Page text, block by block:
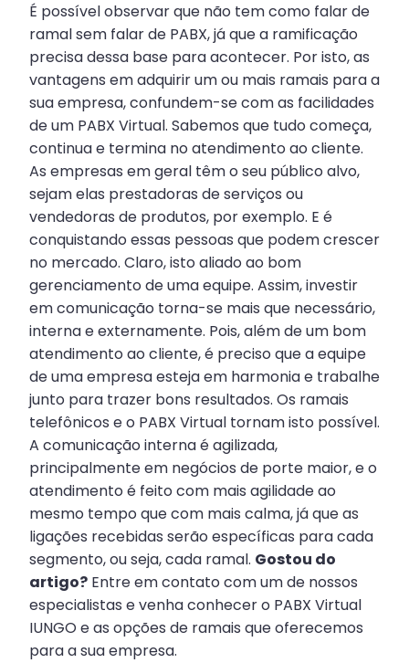
É possível observar que não tem como falar de
ramal sem falar de PABX, já que a ramificação
precisa dessa base para acontecer. Por isto, as
vantagens em adquirir um ou mais ramais para a
sua empresa, confundem-se com as facilidades
de um PABX Virtual. Sabemos que tudo começa,
continua e termina no atendimento ao cliente.
As empresas em geral têm o seu público alvo,
sejam elas prestadoras de serviços ou
vendedoras de produtos, por exemplo. E é
conquistando essas pessoas que podem crescer
no mercado. Claro, isto aliado ao bom
gerenciamento de uma equipe. Assim, investir
em comunicação torna-se mais que necessário,
interna e externamente. Pois, além de um bom
atendimento ao cliente, é preciso que a equipe
de uma empresa esteja em harmonia e trabalhe
junto para trazer bons resultados. Os ramais
telefônicos e o PABX Virtual tornam isto possível.
A comunicação interna é agilizada,
principalmente em negócios de porte maior, e o
atendimento é feito com mais agilidade ao
mesmo tempo que com mais calma, já que as
ligações recebidas serão específicas para cada
segmento, ou seja, cada ramal. Gostou do
artigo? Entre em contato com um de nossos
especialistas e venha conhecer o PABX Virtual
IUNGO e as opções de ramais que oferecemos
para a sua empresa.